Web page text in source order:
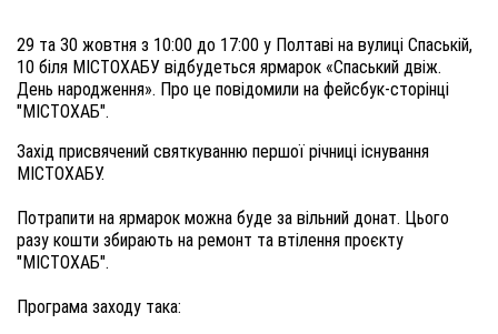
29 та 30 жовтня з 10:00 до 17:00 у Полтаві на вулиці Спаській,
10 біля МІСТОХАБУ відбудеться ярмарок «Спаський двіж.
День народження». Про це повідомили на фейсбук-сторінці
"МІСТОХАБ".
Захід присвячений святкуванню першої річниці існування
МІСТОХАБУ.
Потрапити на ярмарок можна буде за вільний донат. Цього
разу кошти збирають на ремонт та втілення проєкту
"МІСТОХАБ".
Програма заходу така: